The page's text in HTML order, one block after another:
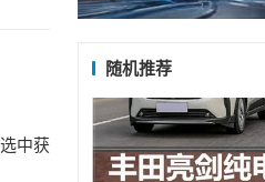
中获
随机推荐